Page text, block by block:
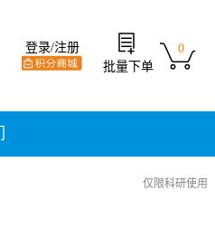
0
批量下单
登录/注册
仅限科研使用